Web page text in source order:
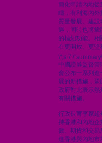
簡化申請內地
疇，有利海內外
質量發展、建
遇，同時也將
的樞紐功能。
在更開放、更堅
中國證券監督管
會公布一系列進
展的新措施，
政府對此表示熱
有關措施。
行政長官李家超
持香港和內地企
數、期貨和交
進香港與內地市